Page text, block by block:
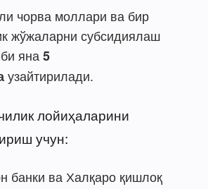
чорва моллари ва бир
жўжаларни субсидиялаш
яна 5
узайтирилади.
лойиҳаларини
учун:
банки ва Халқаро қишлоқ